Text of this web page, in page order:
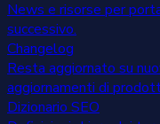
News e risorse per
successivo.
Changelog
Resta aggiornato su
aggiornamenti di
Dizionario SEO